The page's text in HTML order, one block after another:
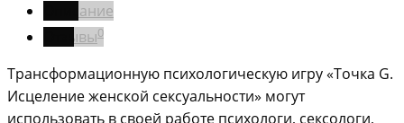
Описание
Отзывы0
Трансформационную психологическую игру «Точка G.
Исцеление женской сексуальности» могут
использовать в своей работе психологи, сексологи,